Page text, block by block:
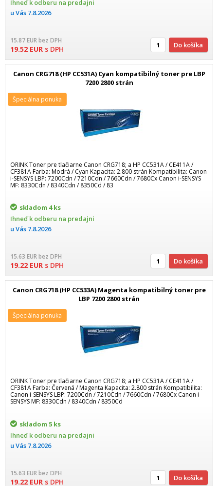
Ihneď k odberu na predajni
u Vás 7.8.2026
15.87EURbez DPH
19.52 EUR s DPH Do košíka
Canon CRG718 (HP CC531A) Cyan kompatibilný toner pre LBP
7200 2800 strán
ORINK Toner pre tlačiarne Canon CRG718; a HP CC531A / CE411A /
CF381A Farba: Modrá / Cyan Kapacita: 2.800 strán Kompatibilita: Canon
i-SENSYS LBP: 7200Cdn / 7210Cdn / 7660Cdn / 7680Cx Canon i-SENSYS
MF: 8330Cdn / 8340Cdn / 8350Cd / 83
skladom 4 ks
Ihneď k odberu na predajni
u Vás 7.8.2026
15.63 EURbez DPH
19.22 EUR s DPH
Špeciálna ponuka
Do košíka
Canon CRG718 (HP CC533A) Magenta kompatibilný toner pre
LBP 7200 2800 strán
ORINK Toner pre tlačiarne Canon CRG718; a HP CC531A / CE411A /
CF381A Farba: Červená / Magenta Kapacita: 2.800 strán Kompatibilita:
Canon i-SENSYS LBP: 7200Cdn / 7210Cdn / 7660Cdn / 7680Cx Canon i-
SENSYS MF: 8330Cdn / 8340Cdn / 8350Cd
skladom 5 ks
Ihneď k odberu na predajni
u Vás 7.8.2026
15.63 EURbez DPH
19.22 EUR s DPH
Špeciálna ponuka
Do košíka